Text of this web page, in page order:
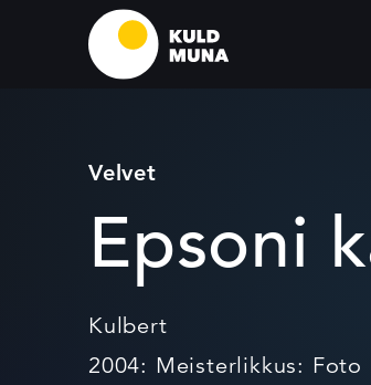
Velvet
Epsoni
Kulbert
2004: Meisterlikkus: Foto